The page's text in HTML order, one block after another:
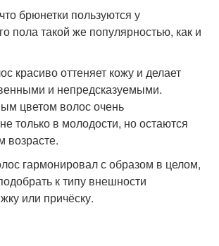
брюнетки пользуются у
пола такой же популярностью, как и
красиво оттеняет кожу и делает
и непредсказуемыми.
цветом волос очень
только в молодости, но остаются
возрасте.
гармонировал с образом в целом,
к типу внешности
или причёску.